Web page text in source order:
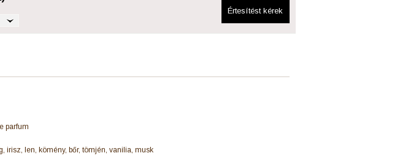
Értesítést kérek
parfum
irisz, len, kömény, bőr, tömjén, vanilia, musk